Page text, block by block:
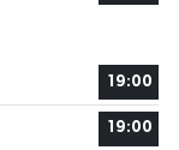
19:00
19:00